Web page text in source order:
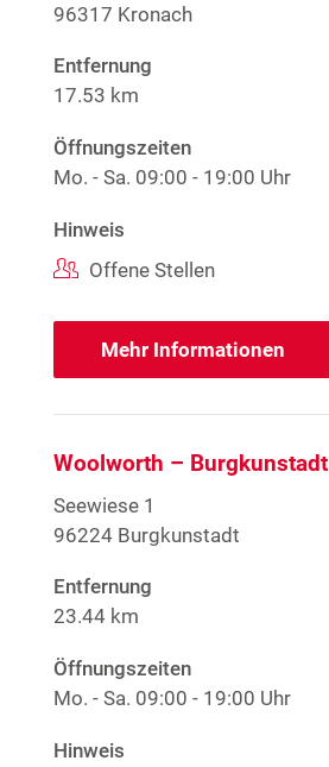
96317 Kronach
Entfernung
17.53 km
Öffnungszeiten
Mo. - Sa. 09:00 - 19:00 Uhr
Hinweis
Offene Stellen
Mehr Informationen
Woolworth – Burgkunstadt
Seewiese 1
96224 Burgkunstadt
Entfernung
23.44 km
Öffnungszeiten
Mo. - Sa. 09:00 - 19:00 Uhr
Hinweis